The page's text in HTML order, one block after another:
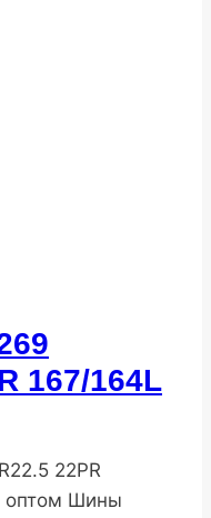
167/164L
22PR
оптом Шины